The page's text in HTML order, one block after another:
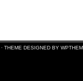
· THEME DESIGNED BY